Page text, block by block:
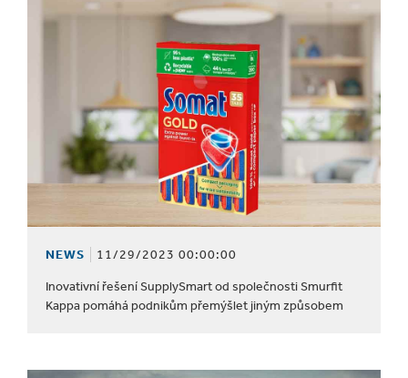
NEWS 11/29/2023 00:00:00
Inovativní řešení SupplySmart od společnosti Smurfit
Kappa pomáhá podnikům přemýšlet jiným způsobem